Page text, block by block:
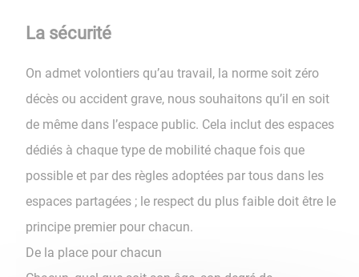
La sécurité
On admet volontiers qu’au travail, la norme soit zéro
décès ou accident grave, nous souhaitons qu’il en soit
de même dans l’espace public. Cela inclut des espaces
dédiés à chaque type de mobilité chaque fois que
possible et par des règles adoptées par tous dans les
espaces partagées ; le respect du plus faible doit être le
principe premier pour chacun.
De la place pour chacun